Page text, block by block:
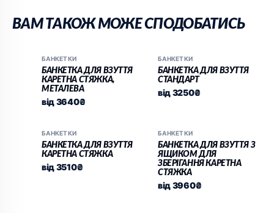
ВАМ ТАКОЖ МОЖЕ СПОДОБАТИСЬ
БАНКЕТКИ
БАНКЕТКА ДЛЯ ВЗУТТЯ
КАРЕТНА СТЯЖКА,
МЕТАЛЕВА
від3640₴
БАНКЕТКИ
БАНКЕТКА ДЛЯ ВЗУТТЯ
СТАНДАРТ
від3250₴
БАНКЕТКИ
БАНКЕТКА ДЛЯ ВЗУТТЯ
КАРЕТНА СТЯЖКА
від3510₴
БАНКЕТКИ
БАНКЕТКА ДЛЯ ВЗУТТЯ З
ЯЩИКОМ ДЛЯ
ЗБЕРІГАННЯ КАРЕТНА
СТЯЖКА
від3960₴